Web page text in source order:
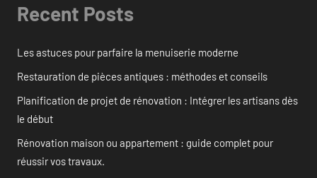
Recent Posts
Les astuces pour parfaire la menuiserie moderne
Restauration de pièces antiques : méthodes et conseils
Planification de projet de rénovation : Intégrer les artisans dès
le début
Rénovation maison ou appartement : guide complet pour
réussir vos travaux.